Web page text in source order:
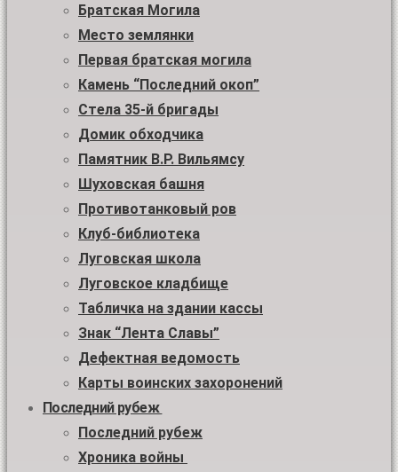
Братская Могила
Место землянки
Первая братская могила
Камень “Последний окоп”
Стела 35-й бригады
Домик обходчика
Памятник В.Р. Вильямсу
Шуховская башня
Противотанковый ров
Клуб-библиотека
Луговская школа
Луговское кладбище
Табличка на здании кассы
Знак “Лента Славы”
Дефектная ведомость
Карты воинских захоронений
Последний рубеж
Последний рубеж
Хроника войны